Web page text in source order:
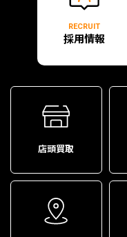
RECRUIT
採用情報
店頭買取